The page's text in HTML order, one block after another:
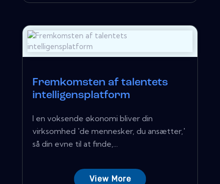
Fremkomsten af ​​talentets
intelligensplatform
I en voksende økonomi bliver din
virksomhed 'de mennesker, du ansætter,'
så din evne til at finde,...
View More